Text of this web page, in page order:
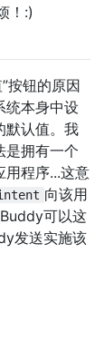
！:)
按钮的原因
统本身中设
默认值。我
是拥有一个
用程序...这意
向该用
可以这
发送实施该